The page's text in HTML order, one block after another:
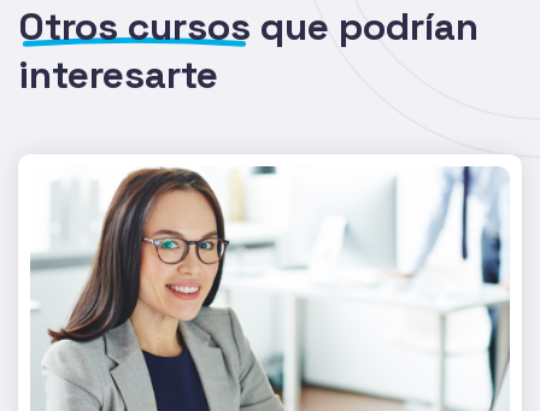
Otros cursos que podrían
interesarte